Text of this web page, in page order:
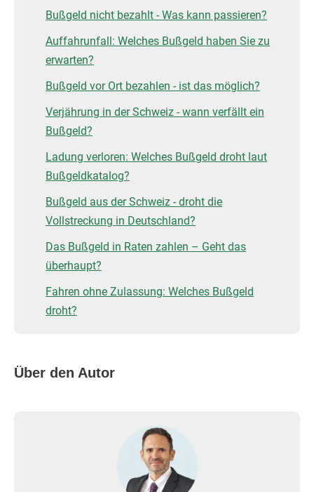
Bußgeld nicht bezahlt - Was kann passieren?
Auffahrunfall: Welches Bußgeld haben Sie zu
erwarten?
Bußgeld vor Ort bezahlen - ist das möglich?
Verjährung in der Schweiz - wann verfällt ein
Bußgeld?
Ladung verloren: Welches Bußgeld droht laut
Bußgeldkatalog?
Bußgeld aus der Schweiz - droht die
Vollstreckung in Deutschland?
Das Bußgeld in Raten zahlen – Geht das
überhaupt?
Fahren ohne Zulassung: Welches Bußgeld
droht?
Über den Autor